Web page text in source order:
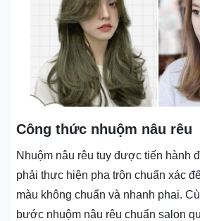
Công thức nhuộm nâu rêu
Nhuộm nâu rêu tuy được tiến hành
phải thực hiện pha trộn chuẩn xác
màu không chuẩn và nhanh phai.
bước nhuộm nâu rêu chuẩn salon